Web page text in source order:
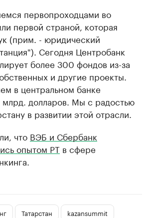
первопроходцами во
первой страной, которая
(прим. - юридический
Сегодня Центробанк
более 300 фондов из-за
и другие проекты.
в центральном банке
млрд. долларов. Мы с радостью
в развитии этой отрасли.
что ВЭБ и Сбербанк
опытом РТ в сфере
Татарстан kazansummit